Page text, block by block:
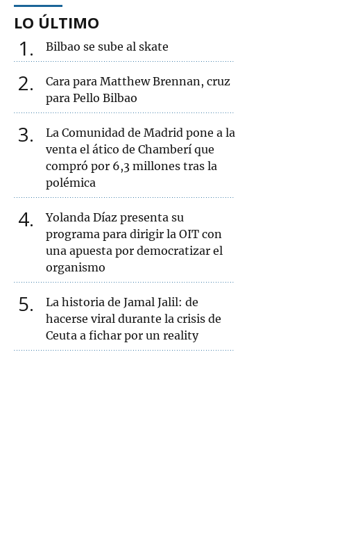
LO ÚLTIMO
1 Bilbao se sube al skate
2
Cara para Matthew Brennan, cruz
para Pello Bilbao
3
La Comunidad de Madrid pone a la
venta el ático de Chamberí que
compró por 6,3 millones tras la
polémica
4
Yolanda Díaz presenta su
programa para dirigir la OIT con
una apuesta por democratizar el
organismo
5
La historia de Jamal Jalil: de
hacerse viral durante la crisis de
Ceuta a fichar por un reality